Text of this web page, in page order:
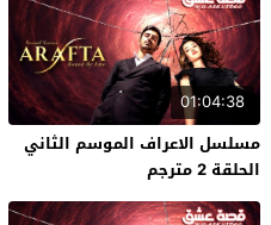
01:04:38
مسلسل الاعراف الموسم الثاني
الحلقة 2 مترجم